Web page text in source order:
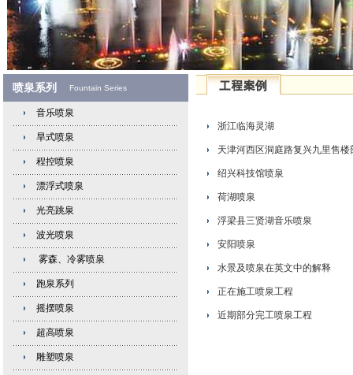
喷泉系列 Fountain Series
音乐喷泉
旱式喷泉
程控喷泉
漂浮式喷泉
光亮跳泉
波光喷泉
雾森、冷雾喷泉
跑泉系列
摇摆喷泉
超高喷泉
雕塑喷泉
浙江临海灵湖
天津河西区洞庭路复兴九里售楼
绍兴科技馆喷泉
荷湖喷泉
浮梁县三贤湖音乐喷泉
安阳喷泉
水景及喷泉在英文中的解释
正在施工喷泉工程
近期部分完工喷泉工程